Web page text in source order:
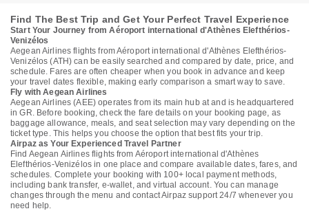
Find The Best Trip and Get Your Perfect Travel Experience
Start Your Journey from Aéroport international d'Athènes Elefthérios-
Venizélos
Aegean Airlines flights from Aéroport international d'Athènes Elefthérios-
Venizélos (ATH) can be easily searched and compared by date, price, and
schedule. Fares are often cheaper when you book in advance and keep
your travel dates flexible, making early comparison a smart way to save.
Fly with Aegean Airlines
Aegean Airlines (AEE) operates from its main hub at and is headquartered
in GR. Before booking, check the fare details on your booking page, as
baggage allowance, meals, and seat selection may vary depending on the
ticket type. This helps you choose the option that best fits your trip.
Airpaz as Your Experienced Travel Partner
Find Aegean Airlines flights from Aéroport international d'Athènes
Elefthérios-Venizélos in one place and compare available dates, fares, and
schedules. Complete your booking with 100+ local payment methods,
including bank transfer, e-wallet, and virtual account. You can manage
changes through the menu and contact Airpaz support 24/7 whenever you
need help.